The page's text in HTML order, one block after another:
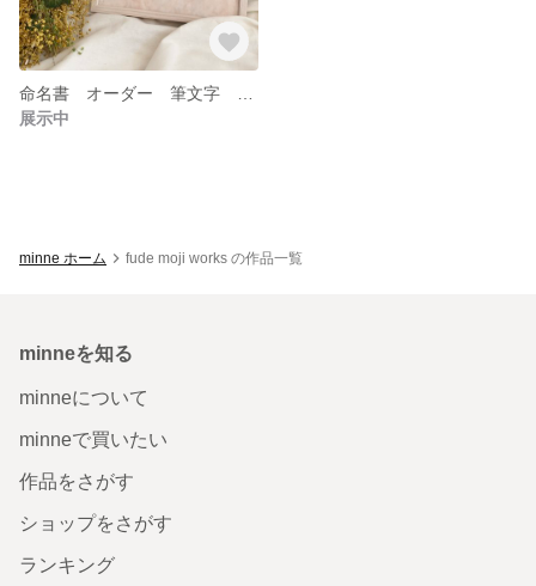
展示中
minne ホーム fude moji works の作品一覧
minneを知る
minneについて
minneで買いたい
作品をさがす
ショップをさがす
ランキング